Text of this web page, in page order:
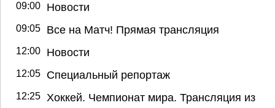
09:00 Новости
09:05 Все на Матч! Прямая трансляция
12:00 Новости
12:05 Специальный репортаж
12:25 Хоккей. Чемпионат мира. Трансляция из